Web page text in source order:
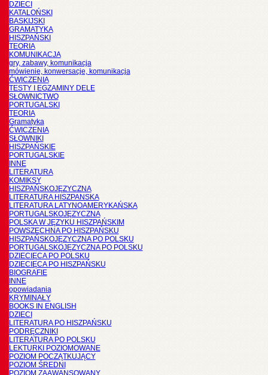
DZIECI
KATALOŃSKI
BASKIJSKI
GRAMATYKA
HISZPAŃSKI
TEORIA
KOMUNIKACJA
gry, zabawy, komunikacja
mówienie, konwersacje, komunikacja
ĆWICZENIA
TESTY I EGZAMINY DELE
SŁOWNICTWO
PORTUGALSKI
TEORIA
Gramatyka
ĆWICZENIA
SŁOWNIKI
HISZPAŃSKIE
PORTUGALSKIE
INNE
LITERATURA
KOMIKSY
HISZPAŃSKOJĘZYCZNA
LITERATURA HISZPANSKA
LITERATURA LATYNOAMERYKAŃSKA
PORTUGALSKOJĘZYCZNA
POLSKA W JĘZYKU HISZPAŃSKIM
POWSZECHNA PO HISZPAŃSKU
HISZPAŃSKOJĘZYCZNA PO POLSKU
PORTUGALSKOJĘZYCZNA PO POLSKU
DZIECIĘCA PO POLSKU
DZIECIĘCA PO HISZPAŃSKU
BIOGRAFIE
INNE
opowiadania
KRYMINAŁY
BOOKS IN ENGLISH
DZIECI
LITERATURA PO HISZPAŃSKU
PODRĘCZNIKI
LITERATURA PO POLSKU
LEKTURKI POZIOMOWANE
POZIOM POCZĄTKUJĄCY
POZIOM ŚREDNI
POZIOM ZAAWANSOWANY